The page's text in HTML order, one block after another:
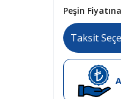
Peşin
Taksit